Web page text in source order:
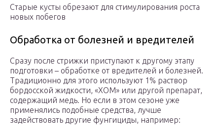
Старые кусты обрезают для стимулирования роста
новых побегов
Обработка от болезней и вредителей
Сразу после стрижки приступают к другому этапу
подготовки – обработке от вредителей и болезней.
Традиционно для этого используют 1% раствор
бордосской жидкости, «ХОМ» или другой препарат,
содержащий медь. Но если в этом сезоне уже
применялись подобные средства, лучше
задействовать другие фунгициды, например: